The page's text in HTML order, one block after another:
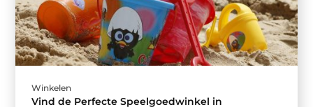
Winkelen
Vind de Perfecte Speelgoedwinkel in